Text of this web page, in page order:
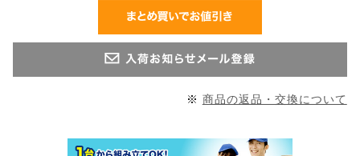
※ 商品の返品・交換について